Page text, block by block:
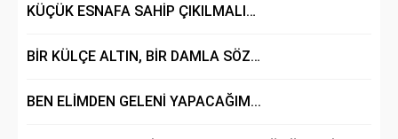
KÜÇÜK ESNAFA SAHİP ÇIKILMALI…
BİR KÜLÇE ALTIN, BİR DAMLA SÖZ…
BEN ELİMDEN GELENİ YAPACAĞIM...